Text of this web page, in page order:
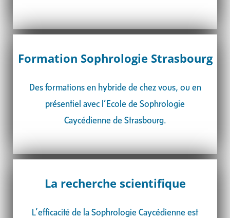
Formation Sophrologie Strasbourg
Des formations en hybride de chez vous, ou en
présentiel avec l’Ecole de Sophrologie
Caycédienne de Strasbourg.
La recherche scientifique
L’efficacité de la Sophrologie Caycédienne est